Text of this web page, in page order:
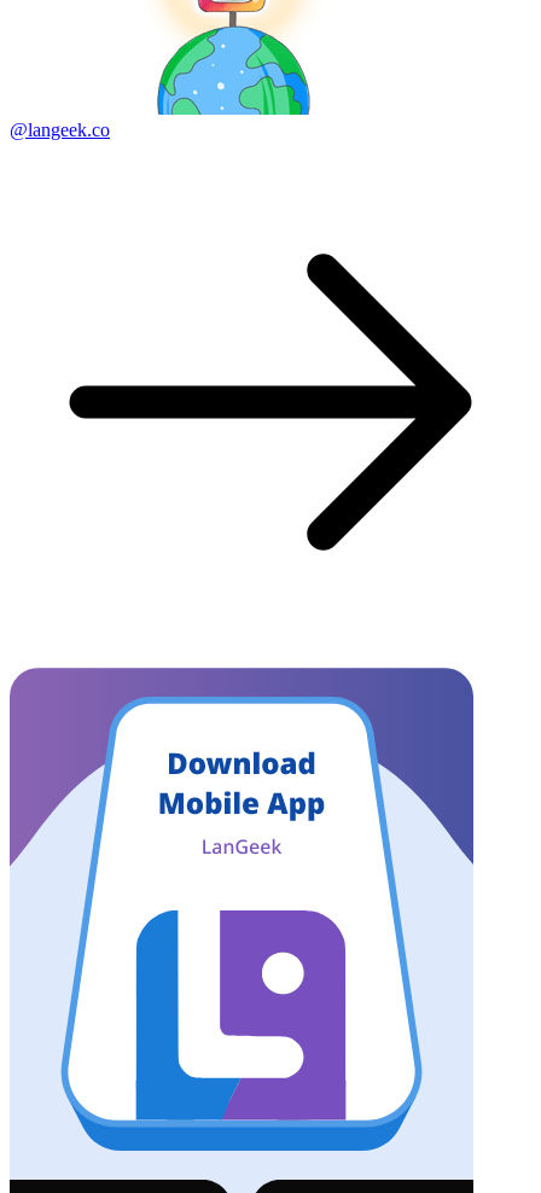
@langeek.co